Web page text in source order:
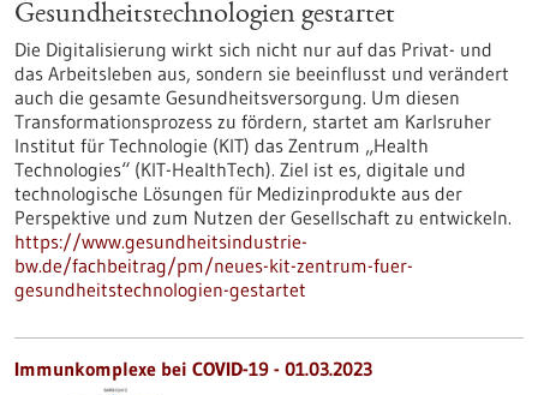
Gesundheitstechnologien gestartet
Die Digitalisierung wirkt sich nicht nur auf das Privat- und
das Arbeitsleben aus, sondern sie beeinflusst und verändert
auch die gesamte Gesundheitsversorgung. Um diesen
Transformationsprozess zu fördern, startet am Karlsruher
Institut für Technologie (KIT) das Zentrum „Health
Technologies“ (KIT-HealthTech). Ziel ist es, digitale und
technologische Lösungen für Medizinprodukte aus der
Perspektive und zum Nutzen der Gesellschaft zu entwickeln.
https://www.gesundheitsindustrie-
bw.de/fachbeitrag/pm/neues-kit-zentrum-fuer-
gesundheitstechnologien-gestartet
Immunkomplexe bei COVID-19 - 01.03.2023